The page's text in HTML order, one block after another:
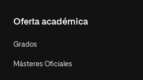
Oferta académica
Grados
Másteres Oficiales